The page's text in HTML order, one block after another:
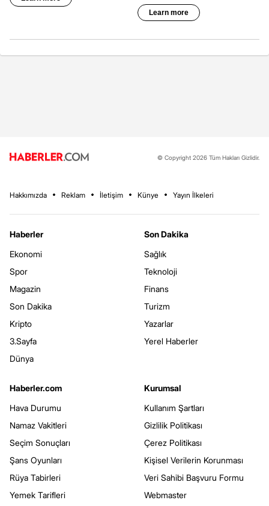
© Copyright 2026 Tüm Hakları Gizlidir.
Hakkımızda Reklam İletişim Künye Yayın İlkeleri
Haberler
Ekonomi
Spor
Magazin
Son Dakika
Kripto
3.Sayfa
Dünya
Son Dakika
Sağlık
Teknoloji
Finans
Turizm
Yazarlar
Yerel Haberler
Haberler.com
Hava Durumu
Namaz Vakitleri
Seçim Sonuçları
Şans Oyunları
Rüya Tabirleri
Yemek Tarifleri
Kurumsal
Kullanım Şartları
Gizlilik Politikası
Çerez Politikası
Kişisel Verilerin Korunması
Veri Sahibi Başvuru Formu
Webmaster